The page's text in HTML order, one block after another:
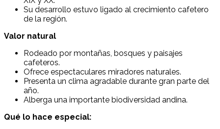
Su desarrollo estuvo ligado al crecimiento cafetero
de la región.
Valor natural
Rodeado por montañas, bosques y paisajes
cafeteros.
Ofrece espectaculares miradores naturales.
Presenta un clima agradable durante gran parte del
año.
Alberga una importante biodiversidad andina.
Qué lo hace especial: